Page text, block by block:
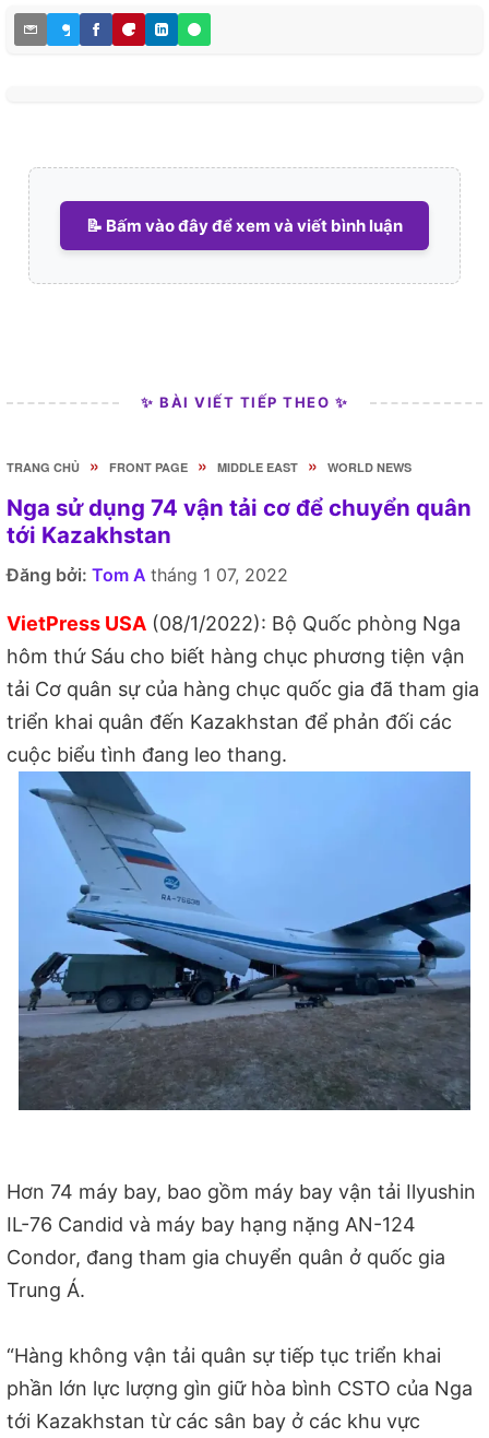
📝 Bấm vào đây để xem và viết bình luận
✨ BÀI VIẾT TIẾP THEO ✨
TRANG CHỦ » FRONT PAGE » MIDDLE EAST » WORLD NEWS
Nga sử dụng 74 vận tải cơ để chuyển quân
tới Kazakhstan
Đăng bởi: Tom A tháng 1 07, 2022
VietPress USA (08/1/2022): Bộ Quốc phòng Nga
hôm thứ Sáu cho biết hàng chục phương tiện vận
tải Cơ quân sự của hàng chục quốc gia đã tham gia
triển khai quân đến Kazakhstan để phản đối các
cuộc biểu tình đang leo thang.
Hơn 74 máy bay, bao gồm máy bay vận tải Ilyushin
IL-76 Candid và máy bay hạng nặng AN-124
Condor, đang tham gia chuyển quân ở quốc gia
Trung Á.
“Hàng không vận tải quân sự tiếp tục triển khai
phần lớn lực lượng gìn giữ hòa bình CSTO của Nga
tới Kazakhstan từ các sân bay ở các khu vực